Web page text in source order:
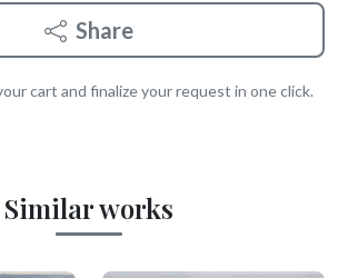
Share
cart and finalize your request in one click.
Similar works